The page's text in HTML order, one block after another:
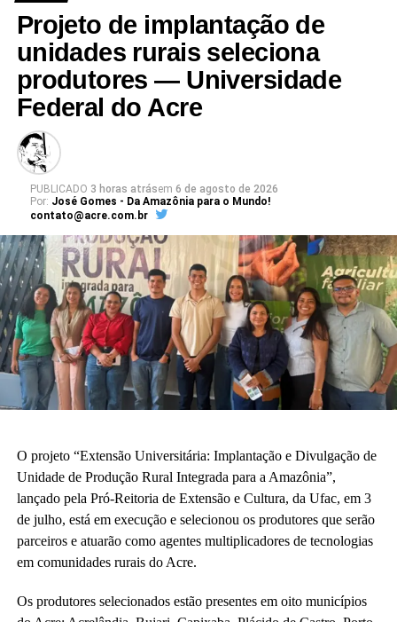
Leia Mais: UFAC
Projeto de implantação de
unidades rurais seleciona
produtores — Universidade
Federal do Acre
PUBLICADO 3 horas atrásem 6 de agosto de 2026
Por: José Gomes - Da Amazônia para o Mundo!
contato@acre.com.br
O projeto “Extensão Universitária: Implantação e Divulgação de
Unidade de Produção Rural Integrada para a Amazônia”,
lançado pela Pró-Reitoria de Extensão e Cultura, da Ufac, em 3
de julho, está em execução e selecionou os produtores que serão
parceiros e atuarão como agentes multiplicadores de tecnologias
em comunidades rurais do Acre.
Os produtores selecionados estão presentes em oito municípios